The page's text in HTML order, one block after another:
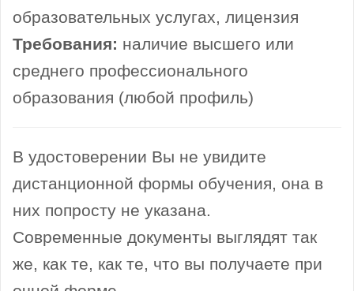
образовательных услугах, лицензия
Требования: наличие высшего или
среднего профессионального
образования (любой профиль)
В удостоверении Вы не увидите
дистанционной формы обучения, она в
них попросту не указана.
Современные документы выглядят так
же, как те, как те, что вы получаете при